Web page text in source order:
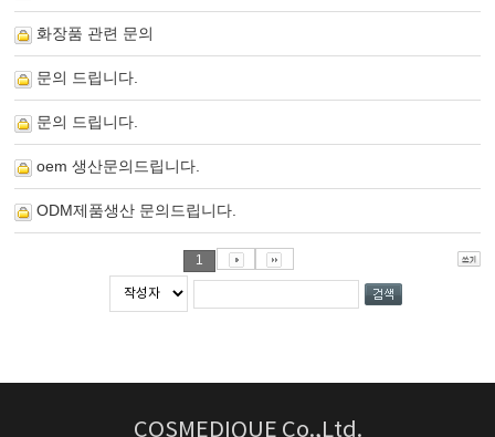
화장품 관련 문의
문의 드립니다.
문의 드립니다.
oem 생산문의드립니다.
ODM제품생산 문의드립니다.
1
COSMEDIQUE Co.,Ltd.